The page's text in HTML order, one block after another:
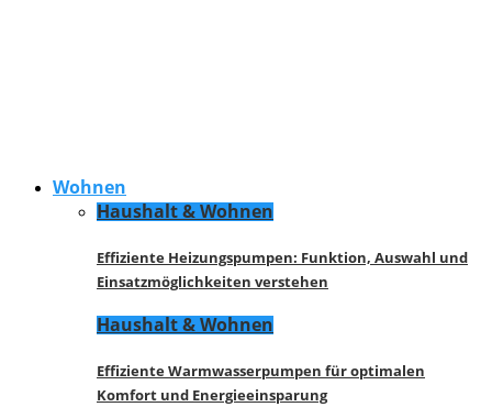
Wohnen
Haushalt & Wohnen
Effiziente Heizungspumpen: Funktion, Auswahl und
Einsatzmöglichkeiten verstehen
Haushalt & Wohnen
Effiziente Warmwasserpumpen für optimalen
Komfort und Energieeinsparung